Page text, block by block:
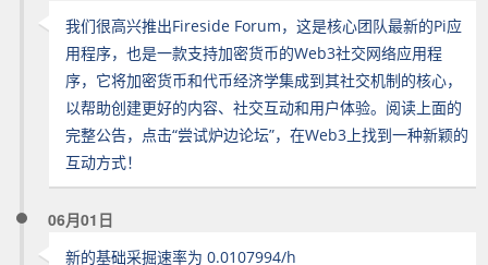
我们很高兴推出Fireside Forum，这是核心团队最新的Pi应
用程序，也是一款支持加密货币的Web3社交网络应用程
序，它将加密货币和代币经济学集成到其社交机制的核心，
以帮助创建更好的内容、社交互动和用户体验。阅读上面的
完整公告，点击“尝试炉边论坛”，在Web3上找到一种新颖的
互动方式！
06月01日
新的基础采掘速率为 0.0107994/h